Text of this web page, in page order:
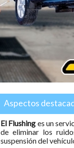
Aspectos
El Flushing es un
de eliminar los
suspensión del